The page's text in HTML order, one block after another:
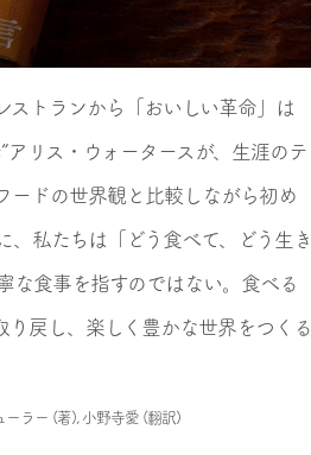
トランから「おいしい革命」は
リス・ウォータースが、生涯のテ
ードの世界観と比較しながら初め
私たちは「どう食べて、どう生き
な食事を指すのではない。食べる
り戻し、楽しく豊かな世界をつくる
ーラー (著), 小野寺愛 (翻訳)